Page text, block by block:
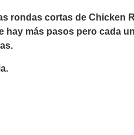
rondas cortas de Chicken
hay más pasos pero cada